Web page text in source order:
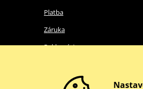
Platba
Záruka
Reklamácie
Nákup s nulovou DPH